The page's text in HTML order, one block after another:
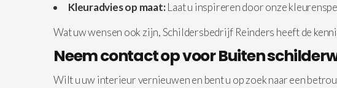
Kleuradvies op maat:Laat u inspireren door onze
Wat uw wensen ook zijn, Schildersbedrijf Reinders heeft de
Neem contact op voor Buiten
Wilt u uw interieur vernieuwen en bent u op zoek naar een